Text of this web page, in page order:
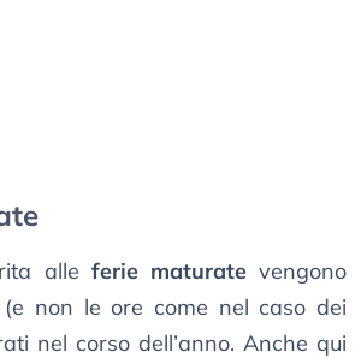
alle ferie maturatevengono
(e non le ore come nel caso dei
nel corso dell’anno. Anche qui